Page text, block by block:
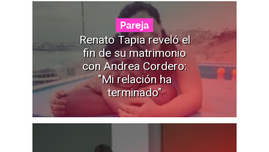
Pareja
Renato Tapia reveló el
fin de su matrimonio
con Andrea Cordero:
"Mi relación ha
terminado"